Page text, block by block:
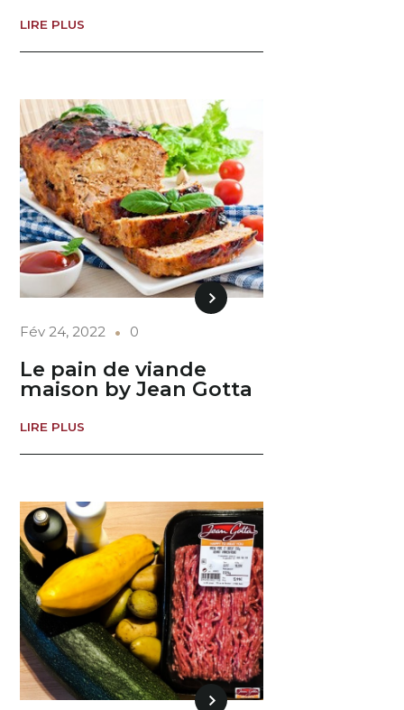
LIRE PLUS
Fév 24, 2022 0
Le pain de viande
maison by Jean Gotta
LIRE PLUS